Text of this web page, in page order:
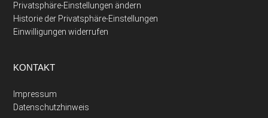
Privatsphäre-Einstellungen ändern
Historie der Privatsphäre-Einstellungen
Einwilligungen widerrufen
KONTAKT
Impressum
Datenschutzhinweis